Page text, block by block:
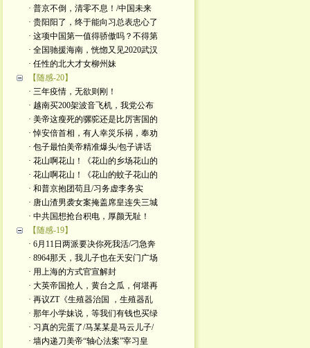
· 普京不倒，清零不息！/中国未来
· 贵阳阳了，终于能向习总表忠心了
· 这项中国第一值得骄傲吗？不得第
· 全国驰援海南，恍惚又见2020武汉
· 任性的北大才女柳州妹
【随感-20】
· 三年疫情，无欲则刚！
· 越南买200架波音飞机，我党公布
· 美帝这瘦死的骡驼还是比厉害国的
· 悼安倍首相，有人幸災乐祸，奉劝
· 包子最怕美帝精准爆头/包子讲话
· 花山啊花山！《花山的乡场花山的
· 花山啊花山！《花山的蚊子花山的
· 和普京抱团苟且/习务虚李务实
· 唐山渣男袭女案掩盖席皇连失三城
· 中共国想抢台积电，厚颜无耻！
【随感-19】
· 6月11日两派要决你死我活/刁急奔
· 8964那天，我儿子也在天安门广场
· 用上海的方式官宣解封
· 大英帝国抢人，黄台之瓜，何堪再
· 再议ZT《生殖器治国 ，生殖器乱
· 那年小学妹说，等我们有钱也买绿
· 习真的完蛋了/马某某是马云儿子/
· 墙内递刀美帝“轴心法案”宰习皇